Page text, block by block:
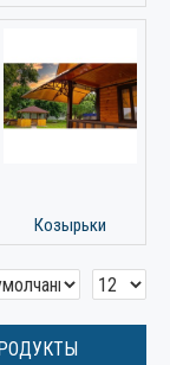
Козырьки